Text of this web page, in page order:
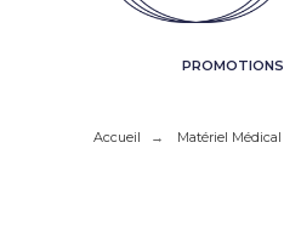
PROMOTIONS
Accueil Matériel Médical